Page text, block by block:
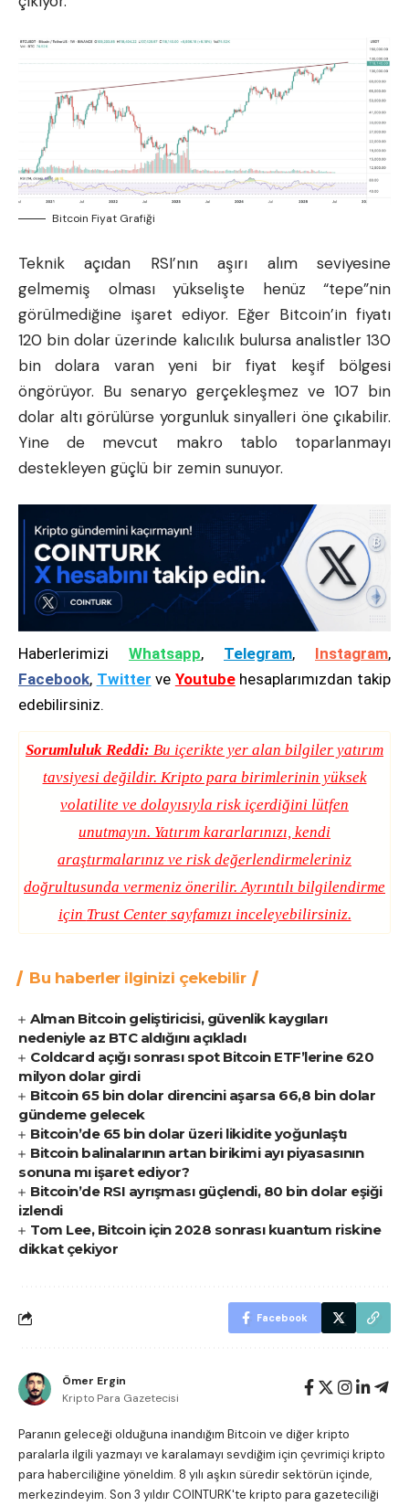
Bitcoin Fiyat Grafiği
Teknik açıdan RSI’nın aşırı alım seviyesine
gelmemiş olması yükselişte henüz “tepe”nin
görülmediğine işaret ediyor. Eğer Bitcoin’in fiyatı
120 bin dolar üzerinde kalıcılık bulursa analistler 130
bin dolara varan yeni bir fiyat keşif bölgesi
öngörüyor. Bu senaryo gerçekleşmez ve 107 bin
dolar altı görülürse yorgunluk sinyalleri öne çıkabilir.
Yine de mevcut makro tablo toparlanmayı
destekleyen güçlü bir zemin sunuyor.
Haberlerimizi Whatsapp, Telegram, Instagram,
Facebook, Twitter ve Youtubehesaplarımızdan takip
edebilirsiniz.
Sorumluluk Reddi: Bu içerikte yer alan bilgiler yatırım
tavsiyesi değildir. Kripto para birimlerinin yüksek
volatilite ve dolayısıyla risk içerdiğini lütfen
unutmayın. Yatırım kararlarınızı, kendi
araştırmalarınız ve risk değerlendirmeleriniz
doğrultusunda vermeniz önerilir. Ayrıntılı bilgilendirme
için Trust Centersayfamızı inceleyebilirsiniz.
Bu haberler ilginizi çekebilir
Alman Bitcoin geliştiricisi, güvenlik kaygıları
nedeniyle az BTC aldığını açıkladı
Coldcard açığı sonrası spot Bitcoin ETF’lerine 620
milyon dolar girdi
Bitcoin 65 bin dolar direncini aşarsa 66,8 bin dolar
gündeme gelecek
Bitcoin’de 65 bin dolar üzeri likidite yoğunlaştı
Bitcoin balinalarının artan birikimi ayı piyasasının
sonuna mı işaret ediyor?
Bitcoin’de RSI ayrışması güçlendi, 80 bin dolar eşiği
izlendi
Tom Lee, Bitcoin için 2028 sonrası kuantum riskine
dikkat çekiyor
Facebook
Ömer Ergin
Kripto Para Gazetecisi
Paranın geleceği olduğuna inandığım Bitcoin ve diğer kripto
paralarla ilgili yazmayı ve karalamayı sevdiğim için çevrimiçi kripto
para haberciliğine yöneldim. 8 yılı aşkın süredir sektörün içinde,
merkezindeyim. Son 3 yıldır COINTURK'te kripto para gazeteciliği